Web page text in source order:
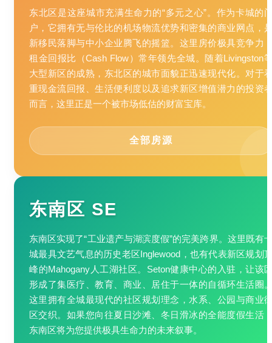
东北区是这座城市充满生命力的“多元之心”。作为卡城的
户，它拥有无与伦比的机场物流优势和密集的商业网点，
新移民落脚与中小企业腾飞的摇篮。这里房价极具竞争力
租金回报比（Cash Flow）常年领先全城。随着Livingston
大型新区的成熟，东北区的城市面貌正迅速现代化。对于
重现金流回报、生活便利度以及追求新区增值潜力的投资
而言，这里正是一个被市场低估的财富宝库。
全部房源
东南区 SE
东南区实现了“工业遗产与湖滨度假”的完美跨界。这里既有
城最具文艺气息的历史老区Inglewood，也有代表新区规划
峰的Mahogany人工湖社区。Seton健康中心的入驻，让该
形成了集医疗、教育、商业、居住于一体的自循环生活圈
这里拥有全城最现代的社区规划理念，水系、公园与商业
区交织。如果您向往夏日沙滩、冬日滑冰的全能度假生活
东南区将为您提供极具生命力的未来叙事。